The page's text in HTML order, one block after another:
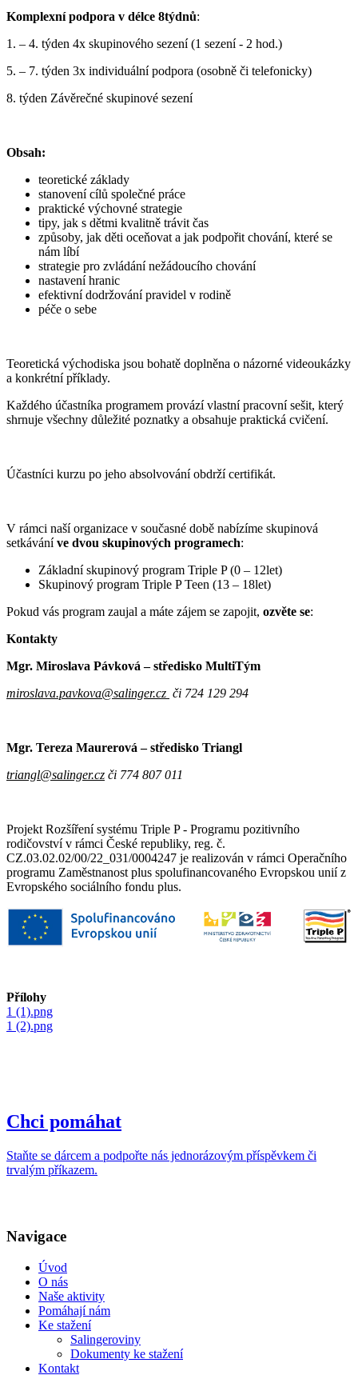
Komplexní podpora v délce 8týdnů:
1. – 4. týden 4x skupinového sezení (1 sezení - 2 hod.)
5. – 7. týden 3x individuální podpora (osobně či telefonicky)
8. týden Závěrečné skupinové sezení
Obsah:
teoretické základy
stanovení cílů společné práce
praktické výchovné strategie
tipy, jak s dětmi kvalitně trávit čas
způsoby, jak děti oceňovat a jak podpořit chování, které se
nám líbí
strategie pro zvládání nežádoucího chování
nastavení hranic
efektivní dodržování pravidel v rodině
péče o sebe
Teoretická východiska jsou bohatě doplněna o názorné videoukázky
a konkrétní příklady.
Každého účastníka programem provází vlastní pracovní sešit, který
shrnuje všechny důležité poznatky a obsahuje praktická cvičení.
Účastníci kurzu po jeho absolvování obdrží certifikát.
V rámci naší organizace v současné době nabízíme skupinová
setkávání ve dvou skupinových programech:
Základní skupinový program Triple P (0 – 12let)
Skupinový program Triple P Teen (13 – 18let)
Pokud vás program zaujal a máte zájem se zapojit, ozvěte se:
Kontakty
Mgr. Miroslava Pávková – středisko MultiTým
miroslava.pavkova@salinger.cz či 724 129 294
Mgr. Tereza Maurerová – středisko Triangl
triangl@salinger.cz či 774 807 011
Projekt Rozšíření systému Triple P - Programu pozitivního
rodičovství v rámci České republiky, reg. č.
CZ.03.02.02/00/22_031/0004247 je realizován v rámci Operačního
programu Zaměstnanost plus spolufinancovaného Evropskou unií z
Evropského sociálního fondu plus.
Přílohy
1 (1).png
1 (2).png
Chci pomáhat
Staňte se dárcem a podpořte nás jednorázovým příspěvkem či
trvalým příkazem.
Navigace
Úvod
O nás
Naše aktivity
Pomáhají nám
Ke stažení
Salingeroviny
Dokumenty ke stažení
Kontakt